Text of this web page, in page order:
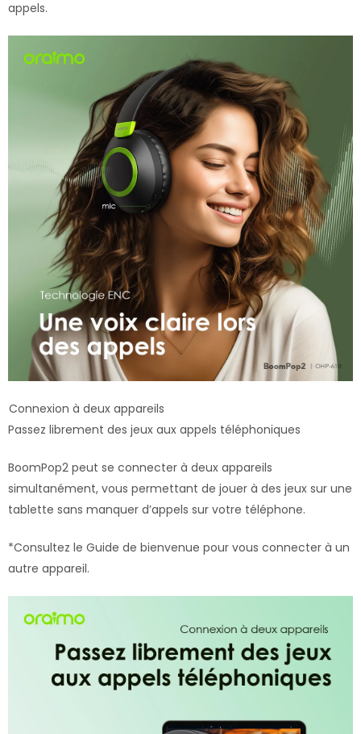
appels.
Connexion à deux appareils
Passez librement des jeux aux appels téléphoniques
BoomPop2 peut se connecter à deux appareils
simultanément, vous permettant de jouer à des jeux sur une
tablette sans manquer d’appels sur votre téléphone.
*Consultez le Guide de bienvenue pour vous connecter à un
autre appareil.